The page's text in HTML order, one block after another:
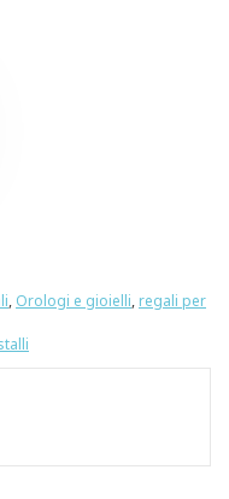
, Orologi e gioielli, regali per